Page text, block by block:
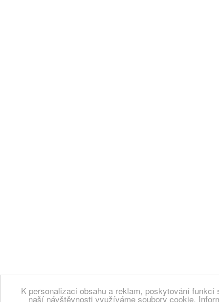
K personalizaci obsahu a reklam, poskytování
naší návštěvnosti využíváme soubory cookie.